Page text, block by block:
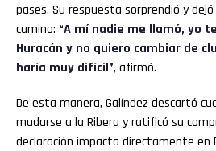
pases. Su respuesta sorprendió y
camino: “A mí nadie me llamó, yo
Huracán y no quiero cambiar de
haría muy difícil”, afirmó.
De esta manera, Galíndez descartó
mudarse a la Ribera y ratificó su
declaración impacta directamente en